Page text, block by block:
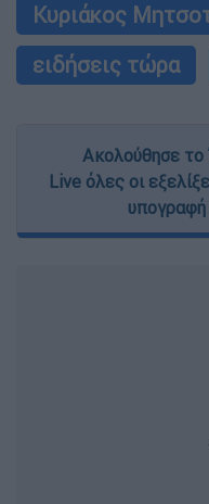
Κυριάκος
ειδήσεις τώρα
Ακολούθησε το
Live όλες οι